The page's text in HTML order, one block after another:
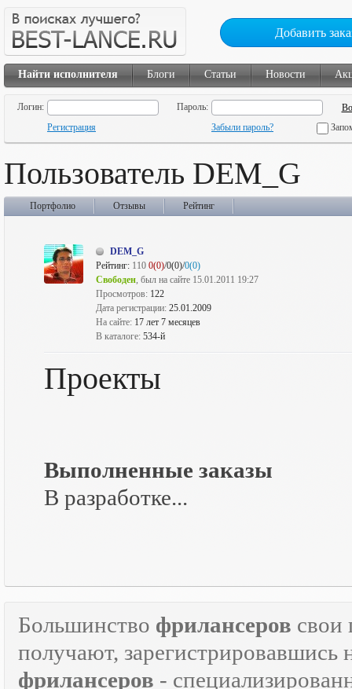
Добавить
Найти исполнителя Блоги Статьи Новости
Логин:
Пароль:
Регистрация
Забыли пароль?
Пользователь DEM_G
Портфолио Отзывы Рейтинг
DEM_G
Рейтинг: 110 0(0)/0(0)/0(0)
Свободен, был на сайте 15.01.2011 19:27
Просмотров: 122
Дата регистрации: 25.01.2009
На сайте: 17 лет 7 месяцев
В каталоге: 534-й
Проекты
Выполненные заказы
В разработке...
Большинство фрилансеров свои
получают, зарегистрировавшись
фрилансеров -